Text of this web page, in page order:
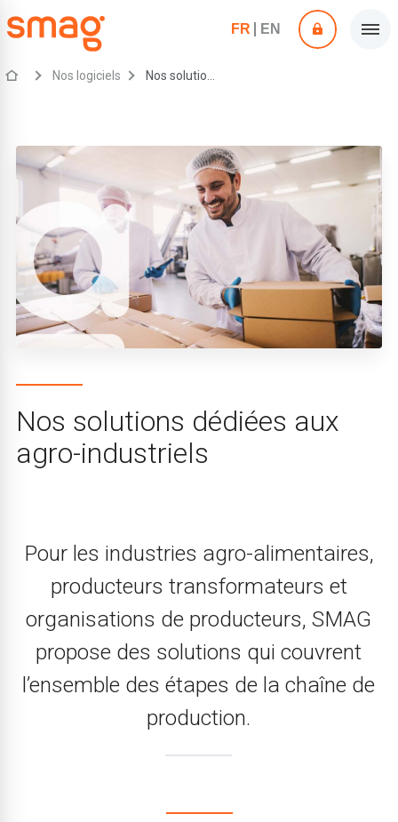
FR EN
Nos logiciels
Nos solutions dédiées aux
agro-industriels
Pour les industries agro-alimentaires,
producteurs transformateurs et
organisations de producteurs, SMAG
propose des solutions qui couvrent
l’ensemble des étapes de la chaîne de
production.